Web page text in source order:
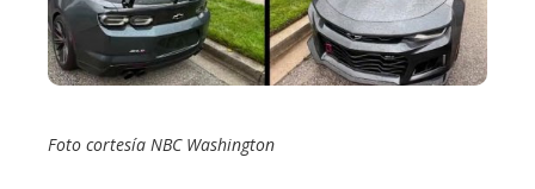
Foto cortesía NBC Washington